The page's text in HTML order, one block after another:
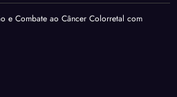
e Combate ao Câncer Colorretal com